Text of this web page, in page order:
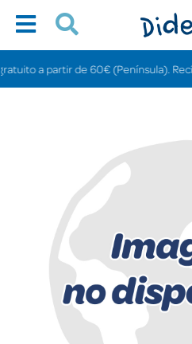
a partir de 60€ (Península).